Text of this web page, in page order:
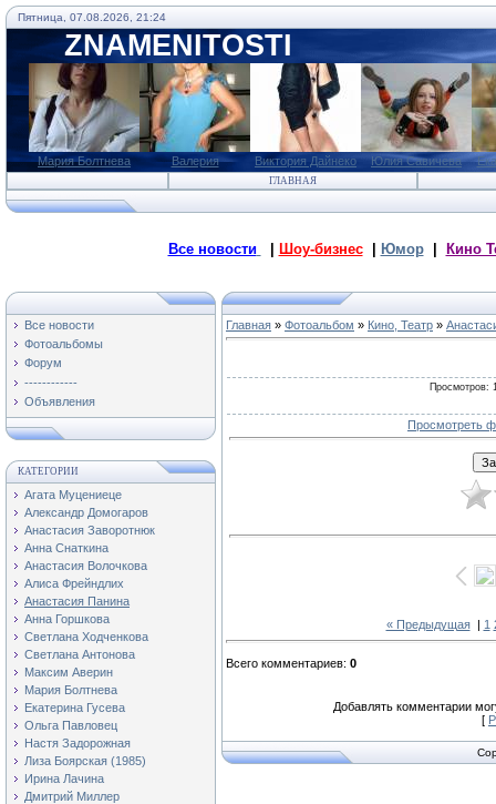
Пятница, 07.08.2026, 21:24
ZNAMENITOSTI
Мария Болтнева Валерия Виктория Дайнеко Юлия Савичева
ГЛАВНАЯ
Все новости Шоу-бизнес| Юмор| Кино
Все новости
Фотоальбомы
Форум
------------
Объявления
КАТЕГОРИИ
Агата Муцениеце
Александр Домогаров
Анастасия Заворотнюк
Анна Снаткина
Анастасия Волочкова
Алиса Фрейндлих
Анастасия Панина
Анна Горшкова
Светлана Ходченкова
Светлана Антонова
Максим Аверин
Мария Болтнева
Екатерина Гусева
Ольга Павловец
Настя Задорожная
Лиза Боярская (1985)
Ирина Лачина
Дмитрий Миллер
Главная » Фотоальбом » Кино, Театр »
Просмотров:
Просмотреть
« Предыдущая| 1
Всего комментариев: 0
Добавлять комментарии
[